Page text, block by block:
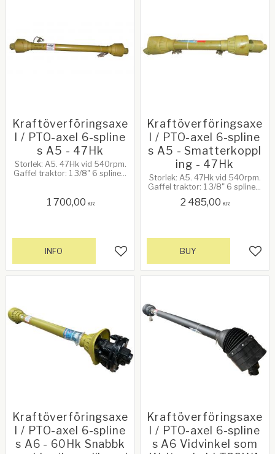
Kraftöverföringsaxe
l / PTO-axel 6-spline
s A5 - 47Hk
Storlek: A5. 47Hk vid 540rpm.
Gaffel traktor: 1 3/8" 6 splines,
snabbkoppling. Se mer info
nedan!
1 700,00 KR
Add to favorites
INFO
Kraftöverföringsaxe
l / PTO-axel 6-spline
s A5 - Smatterkoppl
ing - 47Hk
Storlek: A5. 47Hk vid 540rpm.
Gaffel traktor: 1 3/8" 6 splines,
redskap: 1 3/8" 6 splines,
2 485,00 KR
BUY
Kraftöverföringsaxe
l / PTO-axel 6-spline
s A6 - 60Hk Snabbk
Kraftöverföringsaxe
l / PTO-axel 6-spline
s A6 Vidvinkel som